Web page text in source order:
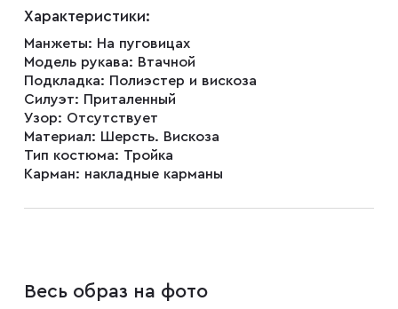
Платки-паше
Ремни
Галстуки
Подтяжки
Характеристики:
Манжеты: На пуговицах
Модель рукава: Втачной
Подкладка: Полиэстер и вискоза
Силуэт: Приталенный
Узор: Отсутствует
Материал: Шерсть. Вискоза
Тип костюма: Тройка
Карман: накладные карманы
Весь образ на фото